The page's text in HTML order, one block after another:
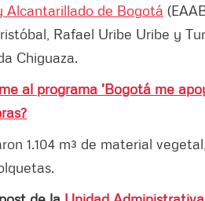
Alcantarillado de Bogotá
Rafael Uribe Uribe y
Chiguaza.
al programa 'Bogotá me
1.104 m³ de material